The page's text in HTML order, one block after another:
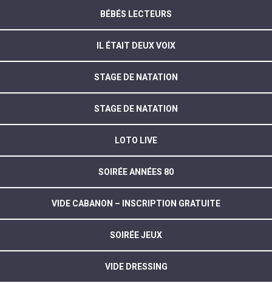
BÉBÉS LECTEURS
IL ÉTAIT DEUX VOIX
STAGE DE NATATION
STAGE DE NATATION
LOTO LIVE
SOIRÉE ANNÉES 80
VIDE CABANON – INSCRIPTION GRATUITE
SOIRÉE JEUX
VIDE DRESSING